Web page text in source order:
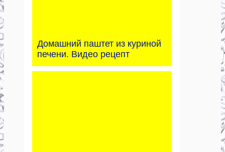
Домашний паштет из куриной
печени. Видео рецепт